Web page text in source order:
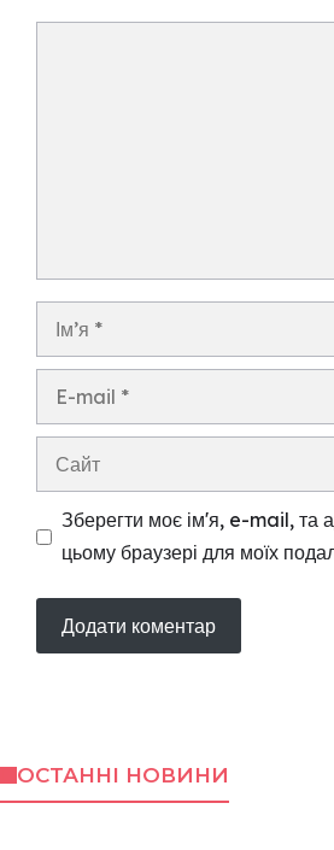
Ім’я
Сайт
Зберегти моє ім'я, e-mail, та
цьому браузері для моїх
ОСТАННІ НОВИНИ